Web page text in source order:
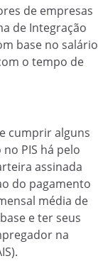
de empresas
de Integração
base no salário
o tempo de
cumprir alguns
PIS há pelo
assinada
do pagamento
média de
e ter seus
na